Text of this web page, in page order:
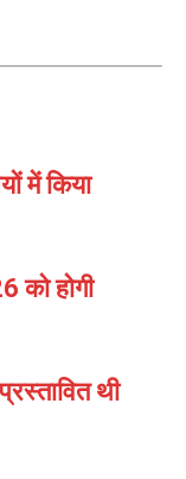
में किया
होगी
थी